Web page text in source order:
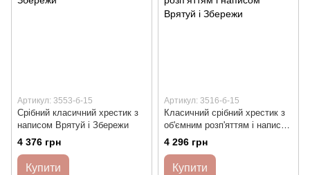
Артикул: 3553-б-15
Срібний класичний хрестик з
написом Врятуй і Збережи
4 376 грн
Купити
Артикул: 3516-б-15
Класичний срібний хрестик з
об'ємним розп'яттям і написом
Врятуй і Збережи
4 296 грн
Купити